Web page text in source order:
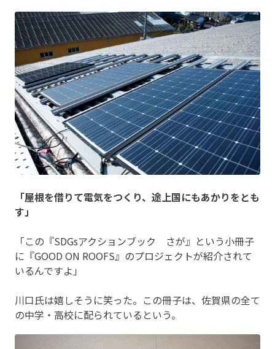
「屋根を借りて電気をつくり、途上国にもあかりをとも
す」
「この『SDGsアクションブック さが』という小冊子
に『GOOD ON ROOFS』のプロジェクトが紹介されて
いるんですよ」
川口氏は嬉しそうに笑った。この冊子は、佐賀県の全て
の中学・高校に配られているという。